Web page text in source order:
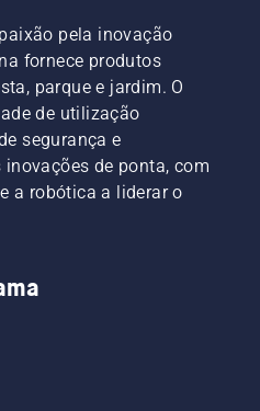
pela inovação
fornece produtos
parque e jardim. O
de utilização
segurança e
de ponta, com
a robótica a liderar o